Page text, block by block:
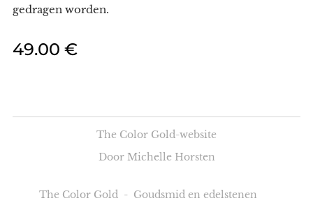
gedragen worden.
49.00 €
The Color Gold-website
Door Michelle Horsten
The Color Gold - Goudsmid en edelstenen